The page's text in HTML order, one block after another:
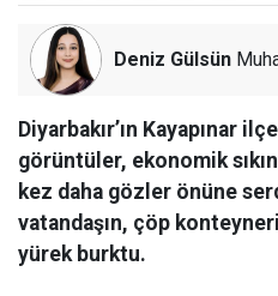
Deniz Gülsün
Diyarbakır’ın Kayapınar
görüntüler, ekonomik
kez daha gözler önüne
vatandaşın, çöp
yürek burktu.